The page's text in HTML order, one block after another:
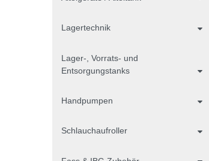
Lagertechnik
Lager-, Vorrats- und
Entsorgungstanks
Handpumpen
Schlauchaufroller